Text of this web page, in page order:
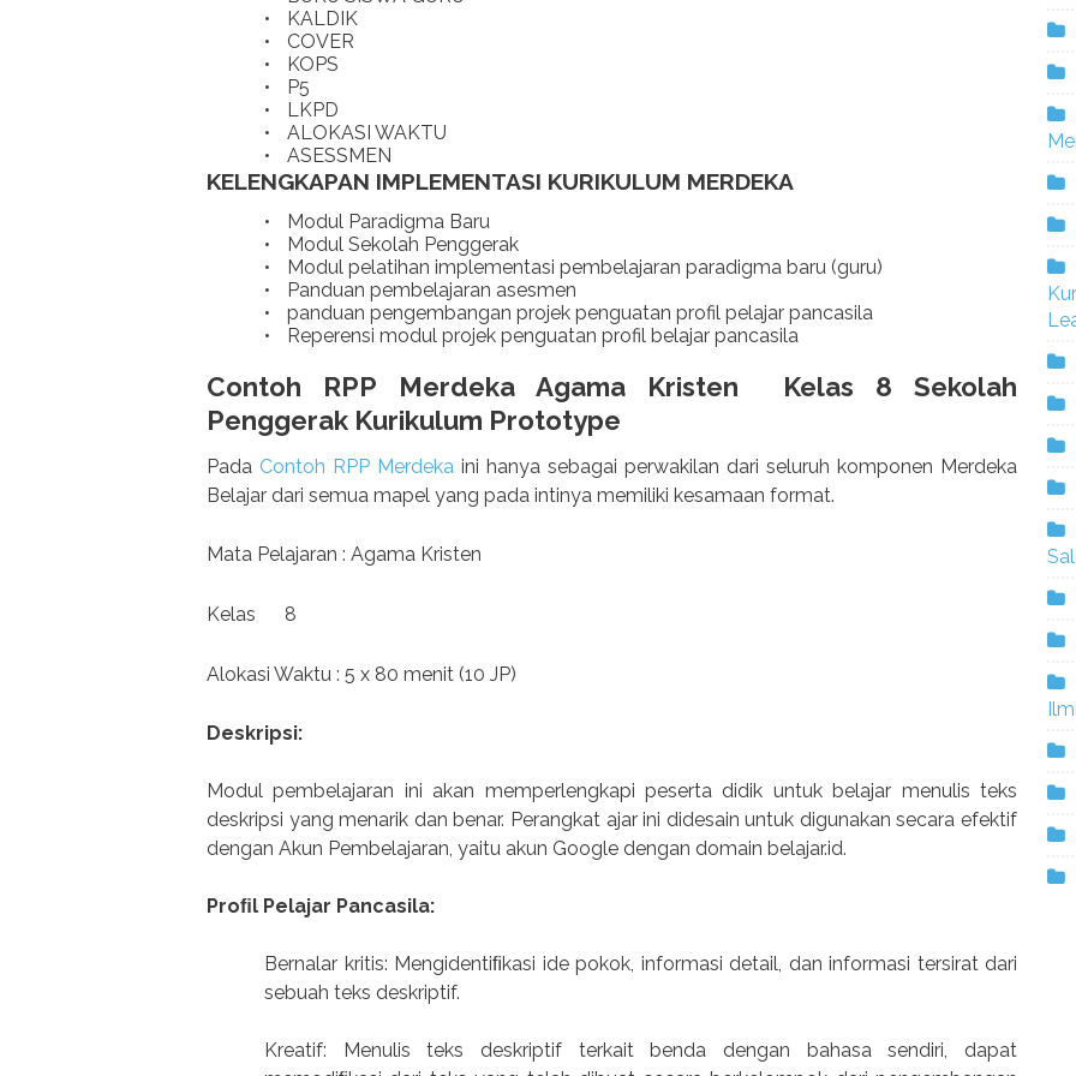
•
KALDIK
•
COVER
•
KOPS
•
P5
•
LKPD
•
ALOKASI WAKTU
•
ASESSMEN
KELENGKAPAN IMPLEMENTASI KURIKULUM MERDEKA
•
Modul Paradigma Baru
•
Modul Sekolah Penggerak
•
Modul pelatihan implementasi pembelajaran paradigma baru (guru)
•
Panduan pembelajaran asesmen
•
panduan pengembangan projek penguatan profil pelajar pancasila
•
Reperensi modul projek penguatan profil belajar pancasila
Contoh RPP Merdeka Agama Kristen
Kelas 8 Sekolah
Penggerak Kurikulum Prototype
Pada Contoh RPP Merdeka ini hanya sebagai perwakilan dari seluruh komponen Merdeka
Belajar dari semua mapel yang pada intinya memiliki kesamaan format.
Mata Pelajaran : Agama Kristen
Kelas 8
Alokasi Waktu : 5 x 80 menit (10 JP)
Deskripsi:
Modul pembelajaran ini akan memperlengkapi peserta didik untuk belajar menulis teks
deskripsi yang menarik dan benar. Perangkat ajar ini didesain untuk digunakan secara efektif
dengan Akun Pembelajaran, yaitu akun Google dengan domain belajar.id.
Proﬁl Pelajar Pancasila:
Bernalar kritis: Mengidentiﬁkasi ide pokok, informasi detail, dan informasi tersirat dari
sebuah teks deskriptif.
Kreatif: Menulis teks deskriptif terkait benda dengan bahasa sendiri, dapat